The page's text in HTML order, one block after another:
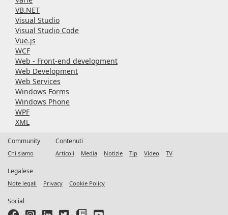
VB.NET
Visual Studio
Visual Studio Code
Vue.js
WCF
Web - Front-end development
Web Development
Web Services
Windows Forms
Windows Phone
WPF
XML
Community
Chi siamo
Contenuti
Articoli Media Notizie Tip Video TV
Legalese
Note legali Privacy Cookie Policy
Social